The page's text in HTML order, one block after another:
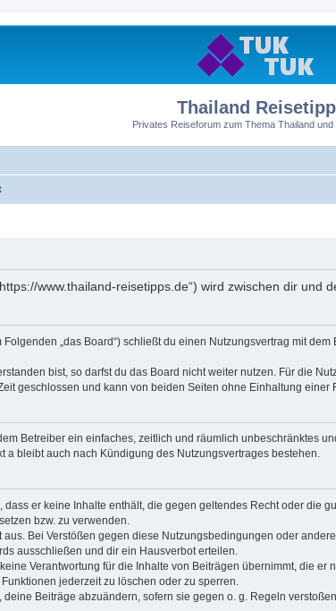
Thailand
Privates Reiseforum zum Thema Thailand
www.thailand-reisetipps.de“) wird zwischen dir
Folgenden „das Board“) schließt du einen Nutzungsvertrag mit
bist, so darfst du das Board nicht weiter nutzen. Für die
geschlossen und kann von beiden Seiten ohne Einhaltung einer
Betreiber ein einfaches, zeitlich und räumlich unbeschränktes
a bleibt auch nach Kündigung des Nutzungsvertrages bestehen.
er keine Inhalte enthält, die gegen geltendes Recht oder die
bzw. zu verwenden.
Bei Verstößen gegen diese Nutzungsbedingungen oder
ausschließen und dir ein Hausverbot erteilen.
Verantwortung für die Inhalte von Beiträgen übernimmt, die
jederzeit zu löschen oder zu sperren.
Beiträge abzuändern, sofern sie gegen o. g. Regeln